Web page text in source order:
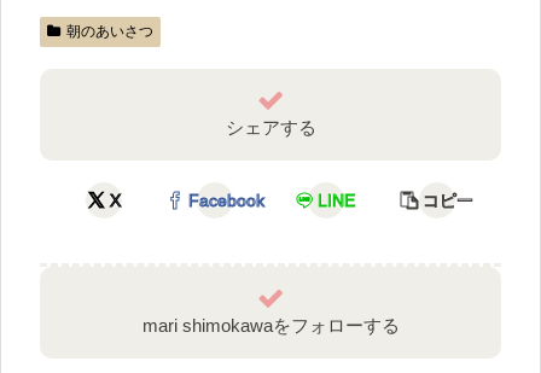
朝のあいさつ
シェアする
X Facebook LINE コピー
mari shimokawaをフォローする